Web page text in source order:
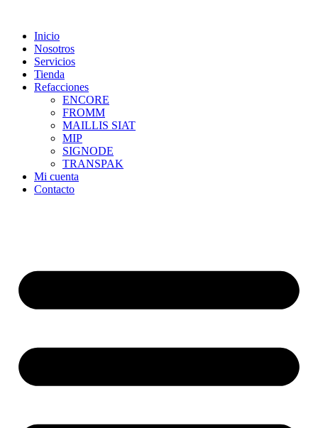
contentInicio
Nosotros
Servicios
Tienda
Refacciones
ENCORE
FROMM
MAILLIS SIAT
MIP
SIGNODE
TRANSPAK
Mi cuenta
Contacto